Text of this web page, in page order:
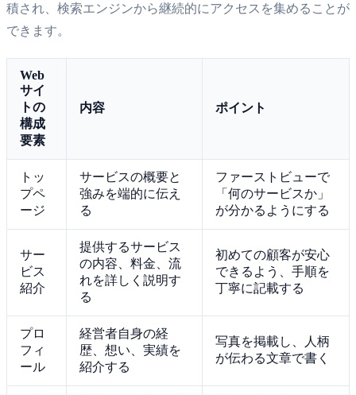
積され、検索エンジンから継続的にアクセスを集めることが
できます。
Web
サイ
トの
構成
要素
内容 ポイント
トッ
プペ
ージ
サービスの概要と
強みを端的に伝え
る
ファーストビューで
「何のサービスか」
が分かるようにする
サー
ビス
紹介
提供するサービス
の内容、料金、流
れを詳しく説明す
る
初めての顧客が安心
できるよう、手順を
丁寧に記載する
プロ
フィ
ール
経営者自身の経
歴、想い、実績を
紹介する
写真を掲載し、人柄
が伝わる文章で書く